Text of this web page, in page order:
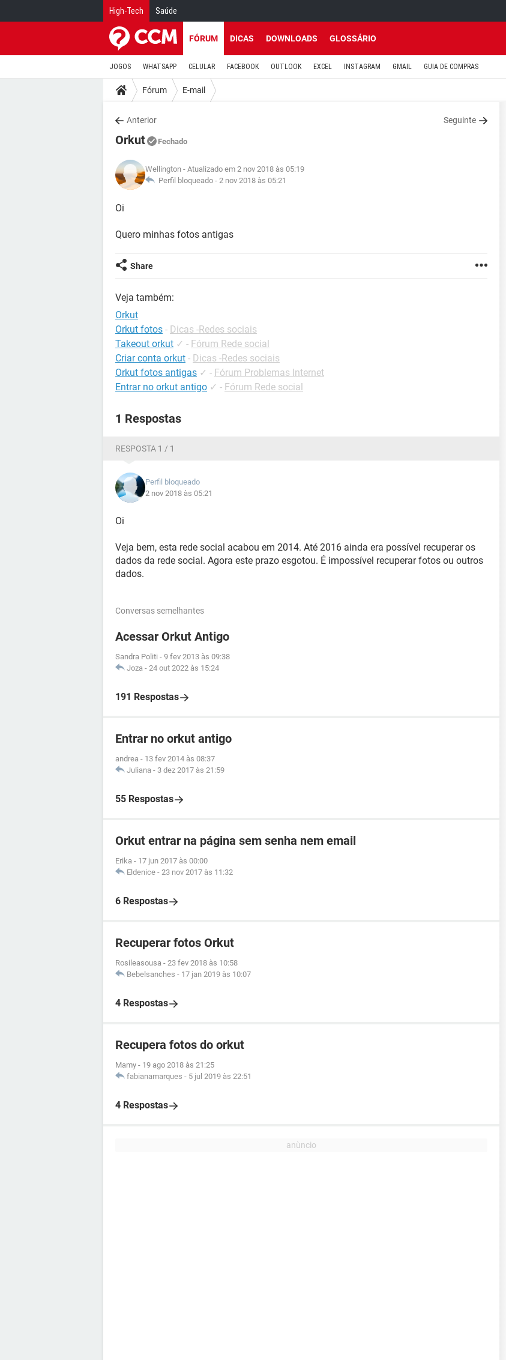
High-Tech Saúde
FÓRUM DICAS DOWNLOADS GLOSSÁRIO
JOGOS WHATSAPP CELULAR FACEBOOK OUTLOOK EXCEL INSTAGRAM GMAIL GUIA DE COMPRAS
Fórum E-mail
Anterior Seguinte
Orkut Fechado
Wellington - Atualizado em 2 nov 2018 às 05:19
Perfil bloqueado - 2 nov 2018 às 05:21
Oi
Quero minhas fotos antigas
Share
Veja também:
Orkut
Orkut fotos - Dicas -Redes sociais
Takeout orkut ✓ - Fórum Rede social
Criar conta orkut - Dicas -Redes sociais
Orkut fotos antigas ✓ - Fórum Problemas Internet
Entrar no orkut antigo ✓ - Fórum Rede social
1 Respostas
RESPOSTA 1 / 1
Perfil bloqueado
2 nov 2018 às 05:21
Oi
Veja bem, esta rede social acabou em 2014. Até 2016 ainda era possível recuperar os
dados da rede social. Agora este prazo esgotou. É impossível recuperar fotos ou outros
dados.
Conversas semelhantes
Acessar Orkut Antigo
Sandra Politi - 9 fev 2013 às 09:38
Joza - 24 out 2022 às 15:24
191 Respostas
Entrar no orkut antigo
andrea - 13 fev 2014 às 08:37
Juliana - 3 dez 2017 às 21:59
55 Respostas
Orkut entrar na página sem senha nem email
Erika - 17 jun 2017 às 00:00
Eldenice - 23 nov 2017 às 11:32
6 Respostas
Recuperar fotos Orkut
Rosileasousa - 23 fev 2018 às 10:58
Bebelsanches - 17 jan 2019 às 10:07
4 Respostas
Recupera fotos do orkut
Mamy - 19 ago 2018 às 21:25
fabianamarques - 5 jul 2019 às 22:51
4 Respostas